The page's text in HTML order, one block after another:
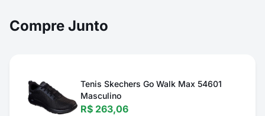
Compre Junto
Tenis Skechers Go Walk Max 54601
Masculino
R$ 263,06